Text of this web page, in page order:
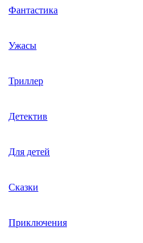
Фантастика
Ужасы
Триллер
Детектив
Для детей
Сказки
Приключения